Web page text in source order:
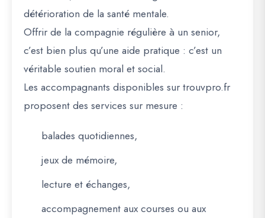
détérioration de la santé mentale.
Offrir de la compagnie régulière à un senior,
c’est bien plus qu’une aide pratique : c’est un
véritable soutien moral et social.
Les accompagnants disponibles surtrouvpro.fr
proposent des services sur mesure :
balades quotidiennes,
jeux de mémoire,
lecture et échanges,
accompagnement aux courses ou aux